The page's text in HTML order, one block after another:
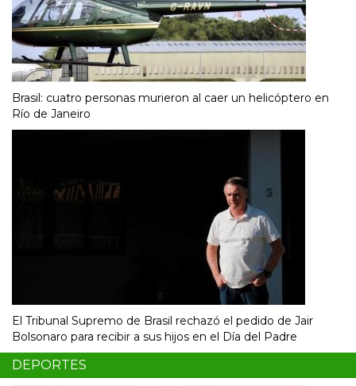
Brasil: cuatro personas murieron al caer un helicóptero en
Río de Janeiro
El Tribunal Supremo de Brasil rechazó el pedido de Jair
Bolsonaro para recibir a sus hijos en el Día del Padre
DEPORTES